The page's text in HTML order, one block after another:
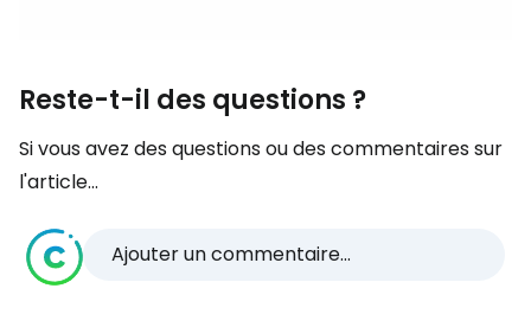
Reste-t-il des questions ?
Si vous avez des questions ou des commentaires sur
l'article...
Ajouter un commentaire...